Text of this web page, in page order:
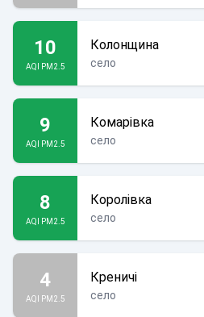
10
AQI PM2.5
Колонщина
село
9
AQI PM2.5
Комарівка
село
8
AQI PM2.5
Королівка
село
4
AQI PM2.5
Креничі
село